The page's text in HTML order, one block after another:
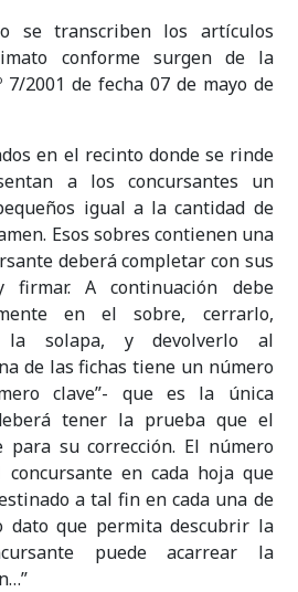
se transcriben los artículos
conforme surgen de la
2001 de fecha 07 de mayo de
en el recinto donde se rinde
a los concursantes un
igual a la cantidad de
Esos sobres contienen una
deberá completar con sus
firmar. A continuación debe
en el sobre, cerrarlo,
la solapa, y devolverlo al
de las fichas tiene un número
clave”- que es la única
tener la prueba que el
para su corrección. El número
en cada hoja que
a tal fin en cada una de
dato que permita descubrir la
puede acarrear la